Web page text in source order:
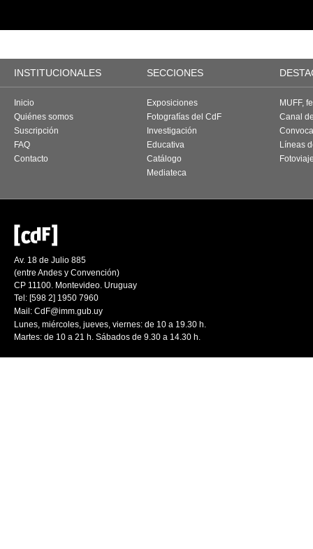
INSTITUCIONALES SECCIONES
Inicio
Quiénes somos
Suscripción
FAQ
Contacto
Exposiciones
Fotografías del CdF
Investigación
Educativa
Catálogo
Mediateca
MUFF,
Canal
Líneas
Av. 18 de Julio 885
(entre Andes y Convención)
CP 11100. Montevideo. Uruguay
Tel: [598 2] 1950 7960
Mail: CdF@imm.gub.uy
Lunes, miércoles, jueves, viernes: de 10 a 19.30 h.
Martes: de 10 a 21 h. Sábados de 9.30 a 14.30 h.